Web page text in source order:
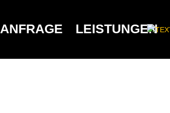
ANFRAGE LEISTUNGEN